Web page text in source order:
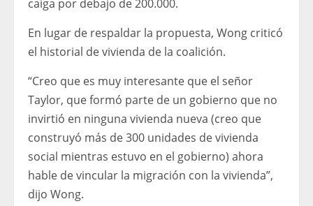
caiga por debajo de 200.000.
En lugar de respaldar la propuesta, Wong criticó
el historial de vivienda de la coalición.
“Creo que es muy interesante que el señor
Taylor, que formó parte de un gobierno que no
invirtió en ninguna vivienda nueva (creo que
construyó más de 300 unidades de vivienda
social mientras estuvo en el gobierno) ahora
hable de vincular la migración con la vivienda”,
dijo Wong.